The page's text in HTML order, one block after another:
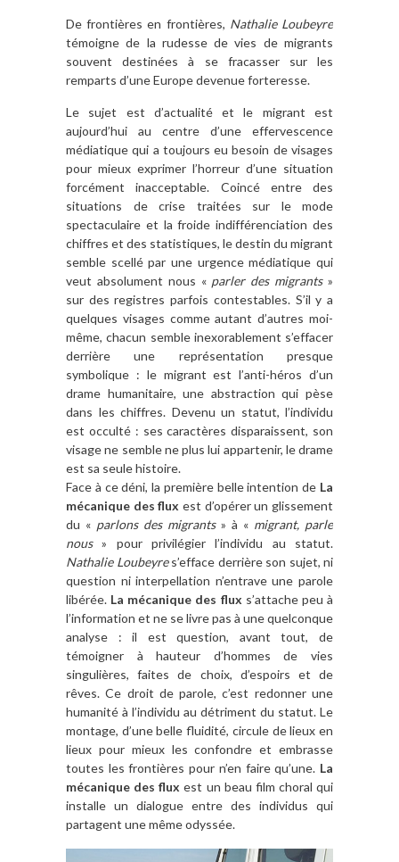
De frontières en frontières, Nathalie Loubeyre
témoigne de la rudesse de vies de migrants
souvent destinées à se fracasser sur les
remparts d’une Europe devenue forteresse.
Le sujet est d’actualité et le migrant est
aujourd’hui au centre d’une effervescence
médiatique qui a toujours eu besoin de visages
pour mieux exprimer l’horreur d’une situation
forcément inacceptable. Coincé entre des
situations de crise traitées sur le mode
spectaculaire et la froide indifférenciation des
chiffres et des statistiques, le destin du migrant
semble scellé par une urgence médiatique qui
veut absolument nous « parler des migrants»
sur des registres parfois contestables. S’il y a
quelques visages comme autant d’autres moi-
même, chacun semble inexorablement s’effacer
derrière une représentation presque
symbolique : le migrant est l’anti-héros d’un
drame humanitaire, une abstraction qui pèse
dans les chiffres. Devenu un statut, l’individu
est occulté : ses caractères disparaissent, son
visage ne semble ne plus lui appartenir, le drame
est sa seule histoire.
Face à ce déni, la première belle intention de La
mécanique des flux est d’opérer un glissement
du « parlons des migrants» à « migrant, parle
nous» pour privilégier l’individu au statut.
Nathalie Loubeyres’efface derrière son sujet, ni
question ni interpellation n’entrave une parole
libérée. La mécanique des flux s’attache peu à
l’information et ne se livre pas à une quelconque
analyse : il est question, avant tout, de
témoigner à hauteur d’hommes de vies
singulières, faites de choix, d’espoirs et de
rêves. Ce droit de parole, c’est redonner une
humanité à l’individu au détriment du statut. Le
montage, d’une belle fluidité, circule de lieux en
lieux pour mieux les confondre et embrasse
toutes les frontières pour n’en faire qu’une. La
mécanique des flux est un beau film choral qui
installe un dialogue entre des individus qui
partagent une même odyssée.